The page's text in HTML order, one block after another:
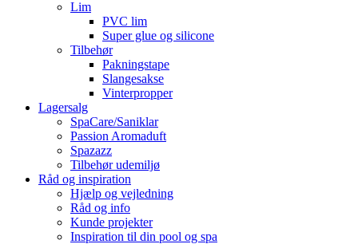
Lim
PVC lim
Super glue og silicone
Tilbehør
Pakningstape
Slangesakse
Vinterpropper
Lagersalg
SpaCare/Saniklar
Passion Aromaduft
Spazazz
Tilbehør udemiljø
Råd og inspiration
Hjælp og vejledning
Råd og info
Kunde projekter
Inspiration til din pool og spa